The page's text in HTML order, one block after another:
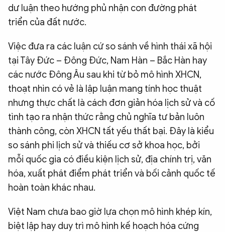
dư luận theo hướng phủ nhận con đường phát
triển của đất nước.
Việc đưa ra các luận cứ so sánh về hình thái xã hội
tại Tây Đức – Đông Đức, Nam Hàn – Bắc Hàn hay
các nước Đông Âu sau khi từ bỏ mô hình XHCN,
thoạt nhìn có vẻ là lập luận mang tính học thuật
nhưng thực chất là cách đơn giản hóa lịch sử và cố
tình tạo ra nhận thức rằng chủ nghĩa tư bản luôn
thành công, còn XHCN tất yếu thất bại. Đây là kiểu
so sánh phi lịch sử và thiếu cơ sở khoa học, bởi
mỗi quốc gia có điều kiện lịch sử, địa chính trị, văn
hóa, xuất phát điểm phát triển và bối cảnh quốc tế
hoàn toàn khác nhau.
Việt Nam chưa bao giờ lựa chọn mô hình khép kín,
biệt lập hay duy trì mô hình kế hoạch hóa cứng